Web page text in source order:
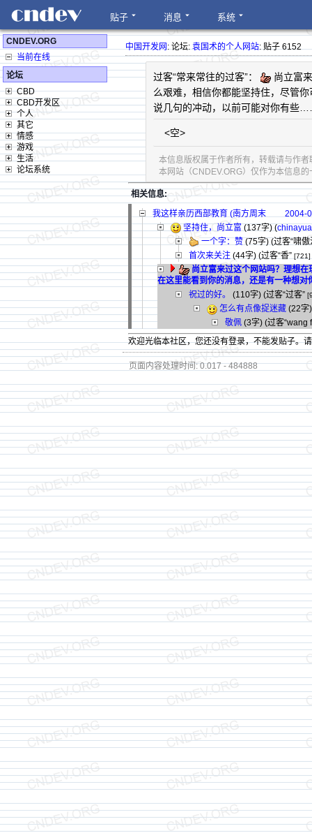
贴子 消息 系统
CNDEV.ORG
当前在线
论坛
CBD
CBD开发区
个人
其它
情感
游戏
生活
论坛系统
中国开发网: 论坛:袁国术的个人网站: 贴子 6152
过客“常来常往的过客”：
尚立富
么艰难，相信你都能坚持住，尽管
说几句的冲动，以前可能对你有些
<空>
本信息版权属于作者所有，转载请与作
本网站（CNDEV.ORG）仅作为本信息
相关信息:
我这样亲历西部教育 (南方周末 2004-
坚持住，尚立富 (137字) (
一个字：赞 (75字) (过客“啸
首次来关注 (44字) (过客“香” [721]
尚立富来过这个网站吗？理想
在这里能看到你的消息，还是有一种想
祝过的好。
(110字) (过客“过客”
怎么有点像捉迷藏 (22字)
敬佩 (3字) (过客“wang
欢迎光临本社区，您还没有登录，不能发贴子。
页面内容处理时间: 0.017 - 484888